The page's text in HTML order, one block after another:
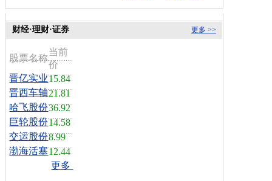
更多 >>
财经·理财·证券
股票名称
当前
价
晋亿实业15.84
晋西车轴21.81
哈飞股份36.92
巨轮股份14.58
交运股份8.99
渤海活塞12.44
更多